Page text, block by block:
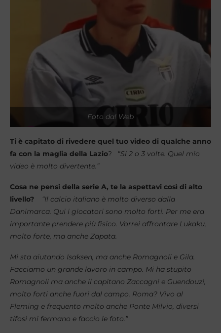
Foto dal Web
Ti è capitato di rivedere quel tuo video di qualche anno
fa con la maglia della Lazio? “Si 2 o 3 volte. Quel mio
video è molto divertente.”
Cosa ne pensi della serie A, te la aspettavi così di alto
livello?
“Il calcio italiano è molto diverso dalla
Danimarca. Qui i giocatori sono molto forti. Per me era
importante prendere più fisico. Vorrei affrontare Lukaku,
molto forte, ma anche Zapata.
Mi sta aiutando Isaksen, ma anche Romagnoli e Gila.
Facciamo un grande lavoro in campo. Mi ha stupito
Romagnoli ma anche il capitano Zaccagni e Guendouzi,
molto forti anche fuori dal campo. Roma? Vivo al
Fleming e frequento molto anche Ponte Milvio, diversi
tifosi mi fermano e faccio le foto.”